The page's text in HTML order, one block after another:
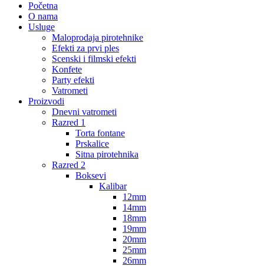
Početna
O nama
Usluge
Maloprodaja pirotehnike
Efekti za prvi ples
Scenski i filmski efekti
Konfete
Party efekti
Vatrometi
Proizvodi
Dnevni vatrometi
Razred 1
Torta fontane
Prskalice
Sitna pirotehnika
Razred 2
Boksevi
Kalibar
12mm
14mm
18mm
19mm
20mm
25mm
26mm